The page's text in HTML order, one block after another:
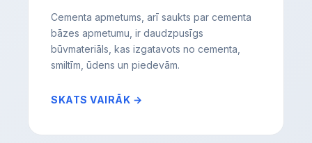
Cementa apmetums, arī saukts par cementa
bāzes apmetumu, ir daudzpusīgs
būvmateriāls, kas izgatavots no cementa,
smiltīm, ūdens un piedevām.
SKATS VAIRĀK →